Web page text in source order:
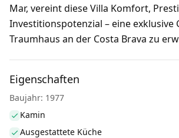
Mar, vereint diese Villa Komfort,
Investitionspotenzial – eine exklusive
Traumhaus an der Costa Brava zu
Eigenschaften
Baujahr: 1977
Kamin
Ausgestattete Küche